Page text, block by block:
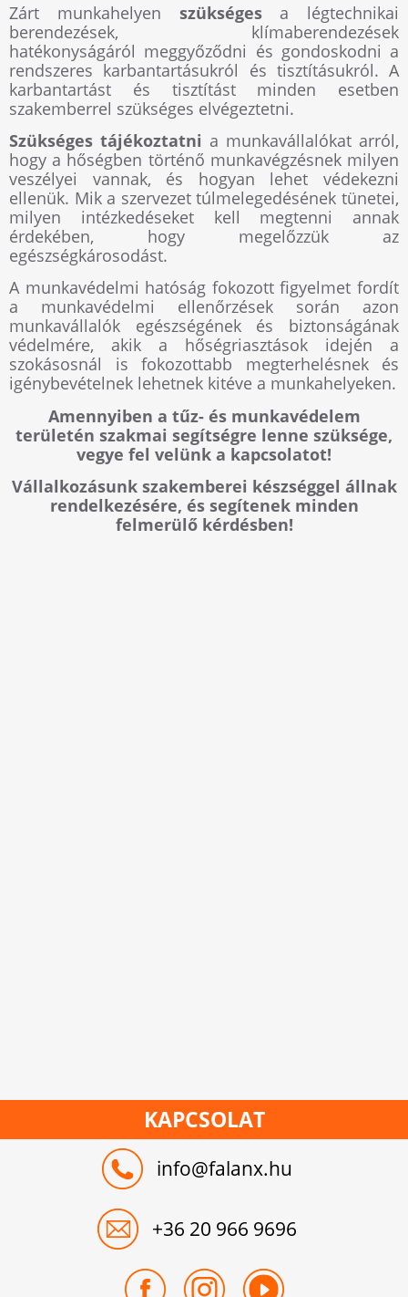
Zárt munkahelyen szükséges a légtechnikai
berendezések, klímaberendezések
hatékonyságáról meggyőződni és gondoskodni a
rendszeres karbantartásukról és tisztításukról. A
karbantartást és tisztítást minden esetben
szakemberrel szükséges elvégeztetni.
Szükséges tájékoztatni a munkavállalókat arról,
hogy a hőségben történő munkavégzésnek milyen
veszélyei vannak, és hogyan lehet védekezni
ellenük. Mik a szervezet túlmelegedésének tünetei,
milyen intézkedéseket kell megtenni annak
érdekében, hogy megelőzzük az
egészségkárosodást.
A munkavédelmi hatóság fokozott figyelmet fordít
a munkavédelmi ellenőrzések során azon
munkavállalók egészségének és biztonságának
védelmére, akik a hőségriasztások idején a
szokásosnál is fokozottabb megterhelésnek és
igénybevételnek lehetnek kitéve a munkahelyeken.
Amennyiben a tűz- és munkavédelem
területén szakmai segítségre lenne szüksége,
vegye fel velünk a kapcsolatot!
Vállalkozásunk szakemberei készséggel állnak
rendelkezésére, és segítenek minden
felmerülő kérdésben!
KAPCSOLAT
info@falanx.hu
+36 20 966 9696